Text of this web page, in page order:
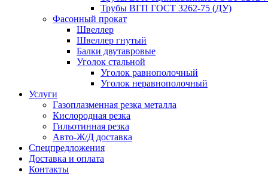
Трубы ВГП ГОСТ 3262-75 (ДУ)
Фасонный прокат
Швеллер
Швеллер гнутый
Балки двутавровые
Уголок стальной
Уголок равнополочный
Уголок неравнополочный
Услуги
Газоплазменная резка металла
Кислородная резка
Гильотинная резка
Авто-Ж/Д доставка
Спецпредложения
Доставка и оплата
Контакты